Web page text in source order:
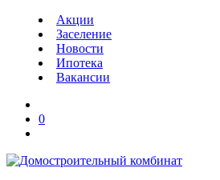
Акции
Заселение
Новости
Ипотека
Вакансии
0